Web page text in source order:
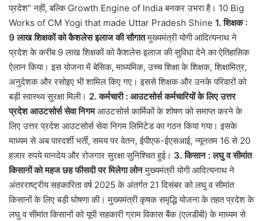
प्रदेश” नहीं, बल्कि Growth Engine of India बनकर उभरा है। 10 Big
Works of CM Yogi that made Uttar Pradesh Shine 1. शिक्षक :
9 लाख शिक्षकों को कैशलेस इलाज की सौगातमुख्यमंत्री योगी आदित्यनाथ ने
प्रदेश के करीब 9 लाख शिक्षकों को कैशलेस इलाज की सुविधा देने का ऐतिहासिक
ऐलान किया। इस योजना में बेसिक, माध्यमिक, उच्च शिक्षा के शिक्षक, शिक्षामित्र,
अनुदेशक और रसोइए भी शामिल किए गए। इससे शिक्षक और उनके परिवारों को
बड़ी स्वास्थ्य सुरक्षा मिली। 2. कर्मचारी : आउटसोर्स कर्मचारियों के लिए उत्तर
प्रदेश आउटसोर्स सेवा निगमआउटसोर्स कार्मिकों के शोषण को समाप्त करने के
लिए उत्तर प्रदेश आउटसोर्स सेवा निगम लिमिटेड का गठन किया गया। इसके
माध्यम से अब पारदर्शी भर्ती, समय पर वेतन, ईपीएफ-ईएसआई, न्यूनतम 16 से 20
हजार रुपये मानदेय और रोजगार सुरक्षा सुनिश्चित हुई। 3. किसान : लघु व सीमांत
किसानों को महज छह फीसदी पर मिलेगा लोनमुख्यमंत्री योगी आदित्यनाथ ने
अंतरराष्ट्रीय सहकारिता वर्ष 2025 के अंतर्गत 21 दिसंबर को लघु व सीमांत
किसानों के लिए बड़ी घोषणा की। मुख्यमंत्री कृषक समृद्धि योजना के तहत प्रदेश के
लघु व सीमांत किसानों को यूपी सहकारी ग्राम विकास बैंक (एलडीबी) के माध्यम से